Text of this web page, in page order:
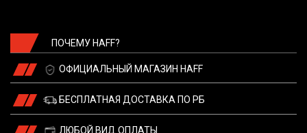
ПОЧЕМУ HAFF?
ОФИЦИАЛЬНЫЙ МАГАЗИН HAFF
БЕСПЛАТНАЯ ДОСТАВКА ПО РБ
ЛЮБОЙ ВИД ОПЛАТЫ